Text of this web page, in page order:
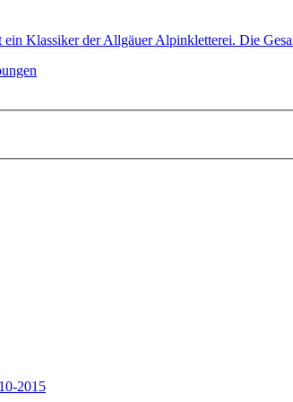
Klassiker der Allgäuer Alpinkletterei. Die
2015